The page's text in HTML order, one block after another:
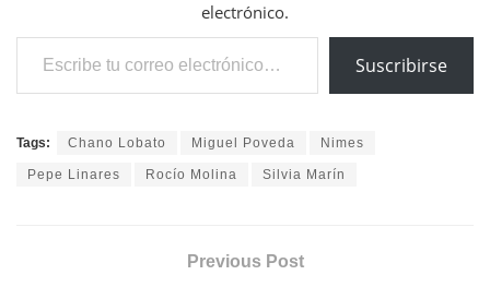
electrónico.
Escribe tu correo electrónico…
Suscribirse
Tags: Chano Lobato Miguel Poveda Nimes
Pepe Linares Rocío Molina Silvia Marín
Previous Post